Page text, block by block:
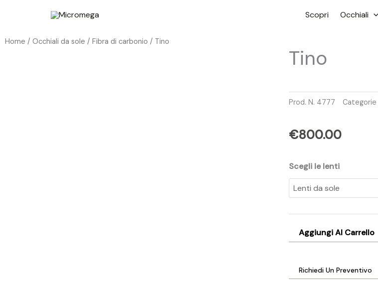
contenuto
Scopri Occhiali
Home / Occhiali da sole / Fibra di carbonio / Tino
Tino
Prod. N. 4777 Categorie
€800.00
Scegli le lenti
Aggiungi Al Carrello
Richiedi Un Preventivo